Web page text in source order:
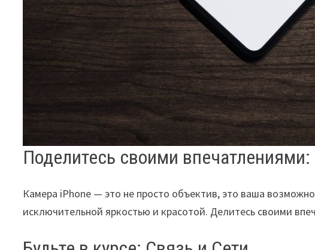
Поделитесь своими
Камера iPhone — это не просто объектив, это ваша
исключительной яркостью и красотой. Делитесь своими